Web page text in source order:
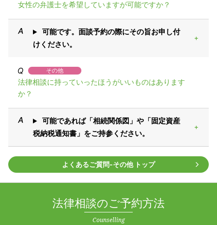
女性の弁護士を希望していますが可能ですか？
可能です。面談予約の際にその旨お申し付
けください。
その他
法律相談に持っていったほうがいいものはあります
か？
可能であれば「相続関係図」や「固定資産
税納税通知書」をご持参ください。
よくあるご質問‐その他 トップ
法律相談のご予約方法
Counselling